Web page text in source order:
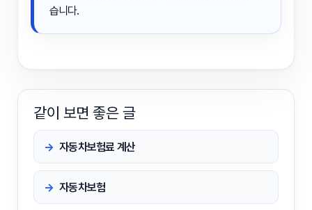
습니다.
같이 보면 좋은 글
자동차보험료 계산
자동차보험